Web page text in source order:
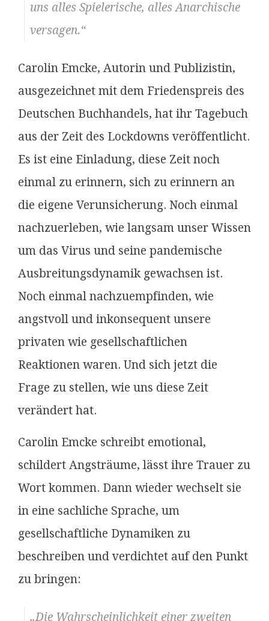
uns alles Spielerische, alles Anarchische
versagen.“
Carolin Emcke, Autorin und Publizistin,
ausgezeichnet mit dem Friedenspreis des
Deutschen Buchhandels, hat ihr Tagebuch
aus der Zeit des Lockdowns veröffentlicht.
Es ist eine Einladung, diese Zeit noch
einmal zu erinnern, sich zu erinnern an
die eigene Verunsicherung. Noch einmal
nachzuerleben, wie langsam unser Wissen
um das Virus und seine pandemische
Ausbreitungsdynamik gewachsen ist.
Noch einmal nachzuempfinden, wie
angstvoll und inkonsequent unsere
privaten wie gesellschaftlichen
Reaktionen waren. Und sich jetzt die
Frage zu stellen, wie uns diese Zeit
verändert hat.
Carolin Emcke schreibt emotional,
schildert Angsträume, lässt ihre Trauer zu
Wort kommen. Dann wieder wechselt sie
in eine sachliche Sprache, um
gesellschaftliche Dynamiken zu
beschreiben und verdichtet auf den Punkt
zu bringen:
„Die Wahrscheinlichkeit einer zweiten